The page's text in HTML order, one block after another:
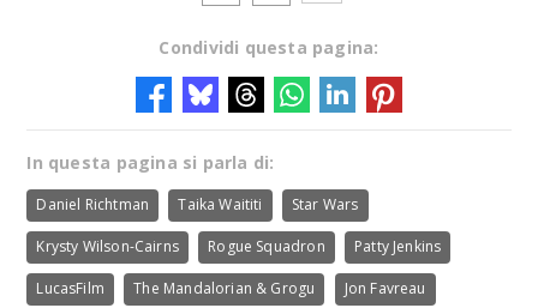
Condividi questa pagina:
In questa pagina si parla di:
Daniel Richtman Taika Waititi Star Wars
Krysty Wilson-Cairns Rogue Squadron Patty Jenkins
LucasFilm The Mandalorian & Grogu Jon Favreau